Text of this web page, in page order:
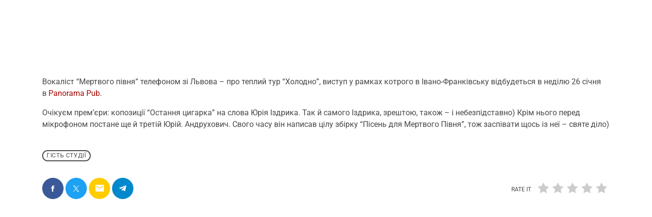
Вокаліст “Мертвого півня” телефоном зі Львова – про теплий тур “Холодно”, виступ у рамках котрого в Івано-Франківську відбудеться в неділю 26 січня
в Panorama Pub.
Очікуєм прем’єри: копозиції “Остання цигарка” на слова Юрія Іздрика. Так й самого Іздрика, зрештою, також – і небезпідставно) Крім нього перед
мікрофоном постане ще й третій Юрій. Андрухович. Свого часу він написав цілу збірку “Пісень для Мертвого Півня”, тож заспівати щось із неї – святе діло)
ГІСТЬ СТУДІЇ
email RATE IT